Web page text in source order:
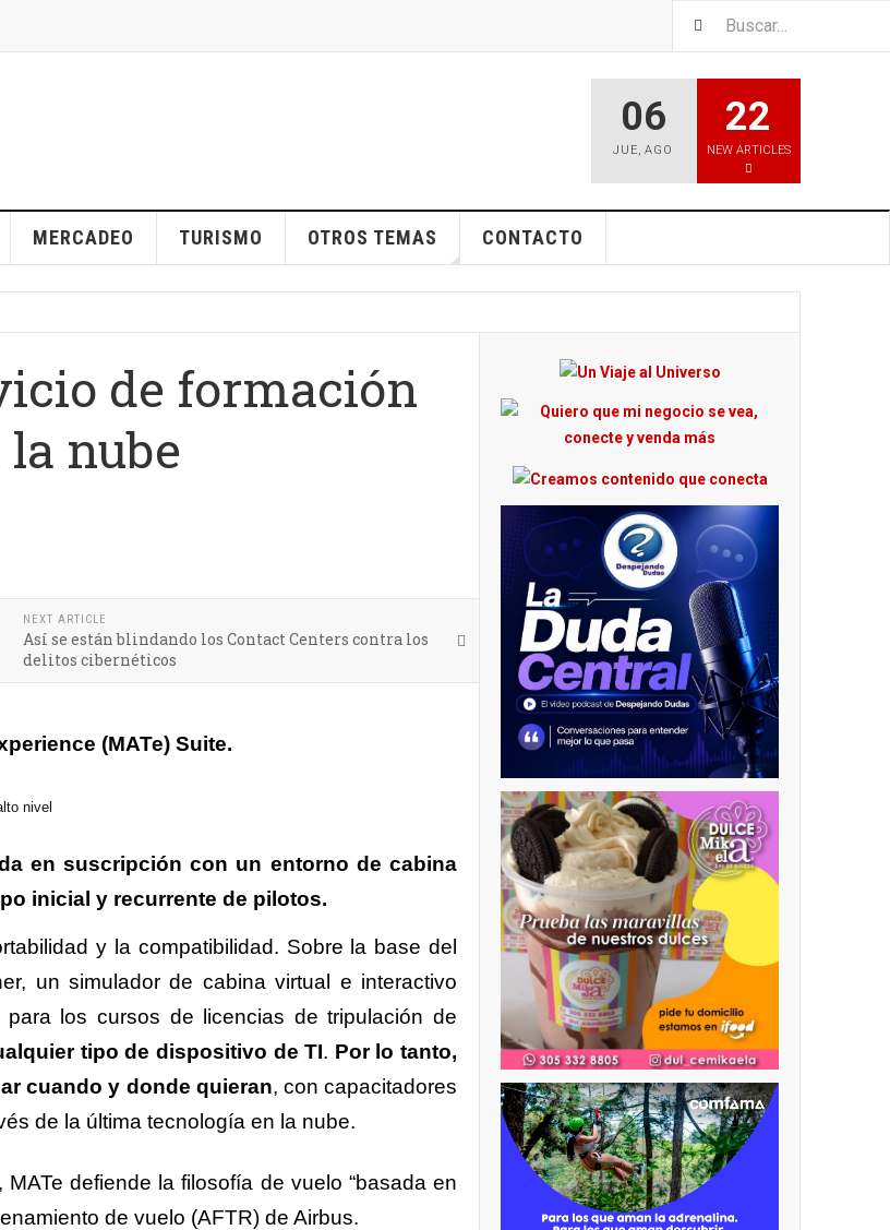
06
JUE,AGO
22
NEW ARTICLES
MERCADEO TURISMO OTROS TEMAS CONTACTO
de formación
nube
NEXT ARTICLE
Así se están blindando los Contact Centers contra los
delitos cibernéticos
(MATe) Suite.
nivel
en suscripción con un entorno de cabina
inicial y recurrente de pilotos.
y la compatibilidad. Sobre la base del
un simulador de cabina virtual e interactivo
los cursos de licencias de tripulación de
tipo de dispositivo de TI. Por lo tanto,
cuando y donde quieran, con capacitadores
de la última tecnología en la nube.
defiende la filosofía de vuelo “basada en
de vuelo (AFTR) de Airbus.